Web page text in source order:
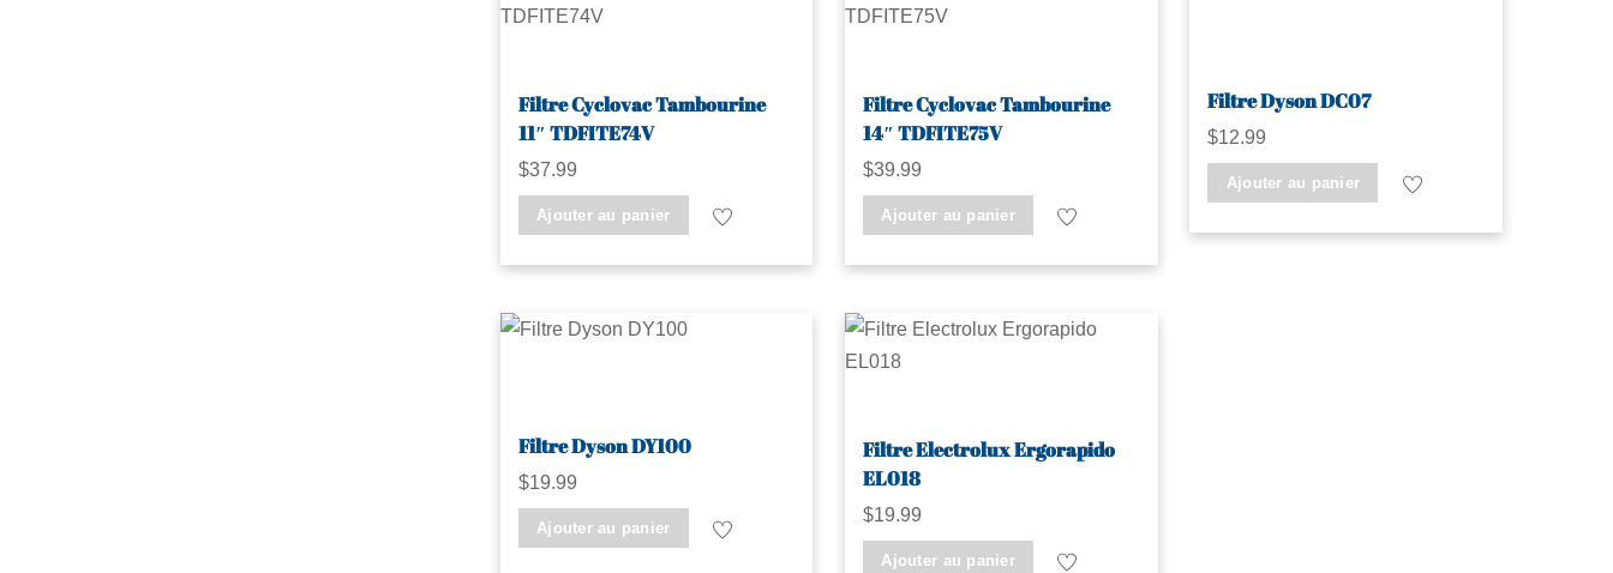
Filtre Cyclovac Tambourine
11″ TDFITE74V
$37.99
Ajouter au panier
Filtre Cyclovac Tambourine
14″ TDFITE75V
$39.99
Ajouter au panier
Filtre Dyson DC07
$12.99
Ajouter au panier
Filtre Dyson DY100
$19.99
Ajouter au panier
Filtre Electrolux Ergorapido
EL018
$19.99
Ajouter au panier